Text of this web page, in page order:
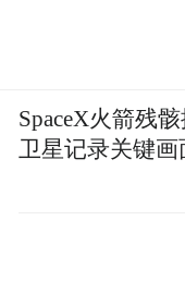
SpaceX火箭残
卫星记录关键画